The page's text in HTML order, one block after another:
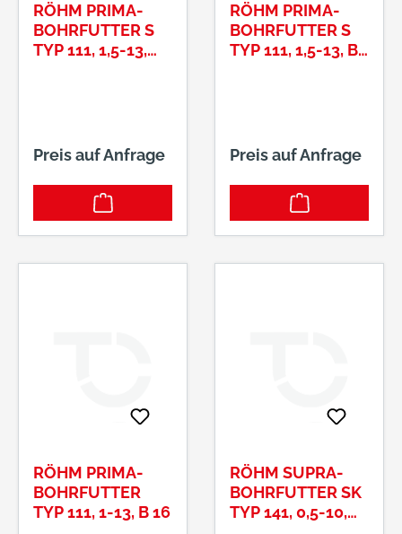
RÖHM PRIMA-
BOHRFUTTER S
TYP 111, 1,5-13,
Preis auf Anfrage
RÖHM PRIMA-
BOHRFUTTER S
TYP 111, 1,5-13, B
Preis auf Anfrage
RÖHM PRIMA-
BOHRFUTTER
TYP 111, 1-13, B 16
RÖHM SUPRA-
BOHRFUTTER SK
TYP 141, 0,5-10,